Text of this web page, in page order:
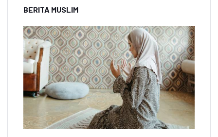
BERITA MUSLIM